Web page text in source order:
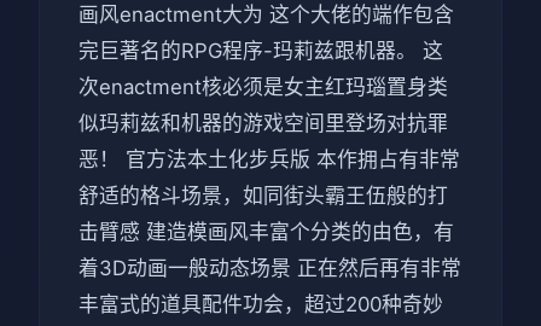
画风enactment大为 这个大佬的端作包含
完巨著名的RPG程序-玛莉兹跟机器。 这
次enactment核必须是女主红玛瑙置身类
似玛莉兹和机器的游戏空间里登场对抗罪
恶！ 官方法本土化步兵版 本作拥占有非常
舒适的格斗场景，如同街头霸王伍般的打
击臂感 建造模画风丰富个分类的由色，有
着3D动画一般动态场景 正在然后再有非常
丰富式的道具配件功会，超过200种奇妙